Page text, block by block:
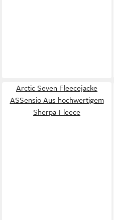
Arctic Seven Fleecejacke
ASSensio Aus hochwertigem
Sherpa-Fleece